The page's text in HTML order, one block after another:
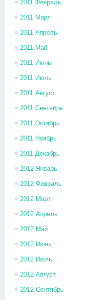
2011 Февраль
2011 Март
2011 Апрель
2011 Май
2011 Июнь
2011 Июль
2011 Август
2011 Сентябрь
2011 Октябрь
2011 Ноябрь
2011 Декабрь
2012 Январь
2012 Февраль
2012 Март
2012 Апрель
2012 Май
2012 Июнь
2012 Июль
2012 Август
2012 Сентябрь